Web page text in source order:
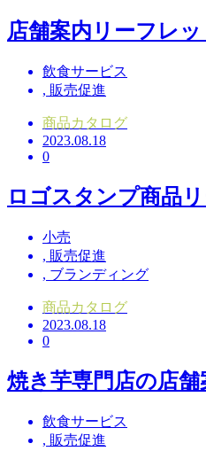
店舗案内リーフレッ
飲食サービス
, 販売促進
商品カタログ
2023.08.18
0
ロゴスタンプ商品
小売
, 販売促進
, ブランディング
商品カタログ
2023.08.18
0
焼き芋専門店の店
飲食サービス
, 販売促進